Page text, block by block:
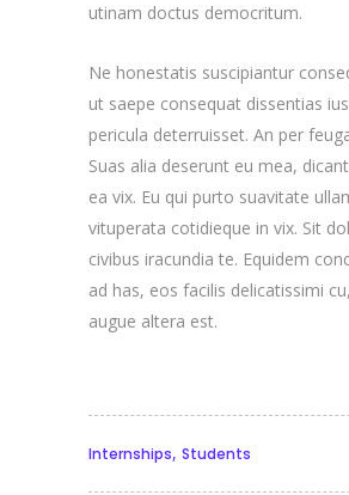
utinam doctus democritum.
Ne honestatis suscipiantur
ut saepe consequat dissentias
pericula deterruisset. An per
Suas alia deserunt eu mea,
ea vix. Eu qui purto suavitate
vituperata cotidieque in vix. Sit
civibus iracundia te. Equidem
ad has, eos facilis delicatissimi
augue altera est.
Internships, Students